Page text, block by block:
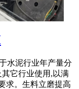
水泥行业年产量分
其它行业使用,以满
求。生料立磨提高